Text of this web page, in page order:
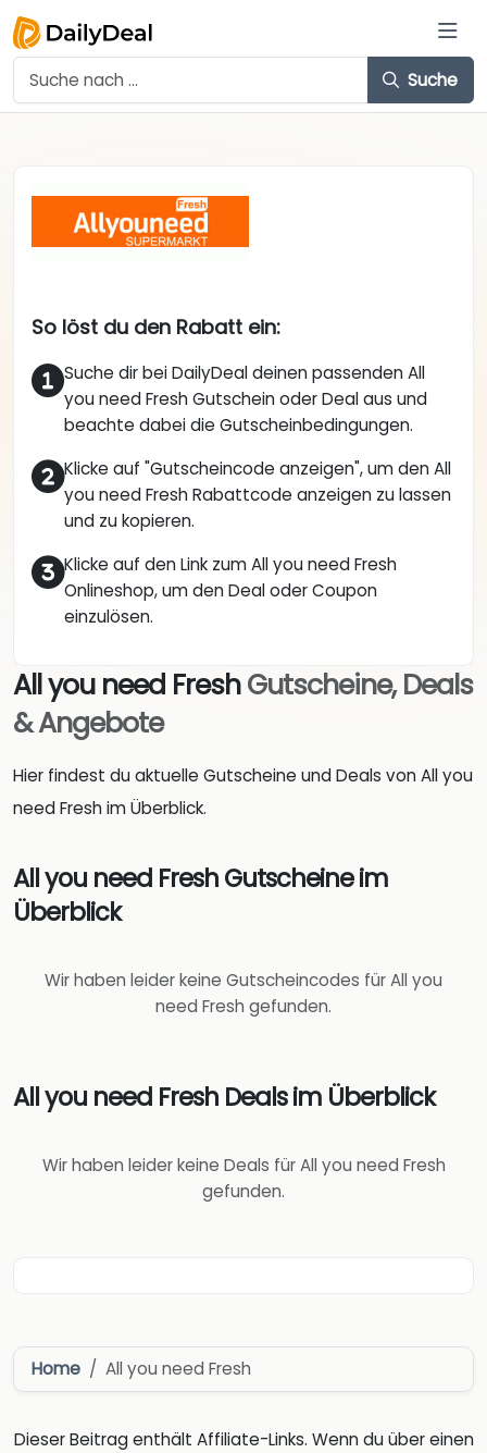
Suche
So löst du den Rabatt ein:
Suche dir bei DailyDeal deinen passenden All
you need Fresh Gutschein oder Deal aus und
beachte dabei die Gutscheinbedingungen.
Klicke auf "Gutscheincode anzeigen", um den All
you need Fresh Rabattcode anzeigen zu lassen
und zu kopieren.
Klicke auf den Link zum All you need Fresh
Onlineshop, um den Deal oder Coupon
einzulösen.
All you need FreshGutscheine, Deals
& Angebote
Hier findest du aktuelle Gutscheine und Deals von All you
need Fresh im Überblick.
All you need Fresh Gutscheine im
Überblick
Wir haben leider keine Gutscheincodes für All you
need Fresh gefunden.
All you need Fresh Deals im Überblick
Wir haben leider keine Deals für All you need Fresh
gefunden.
Home All you need Fresh
Dieser Beitrag enthält Affiliate-Links. Wenn du über einen